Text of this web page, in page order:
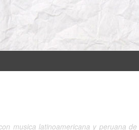
musica latinoamericana y peruana de